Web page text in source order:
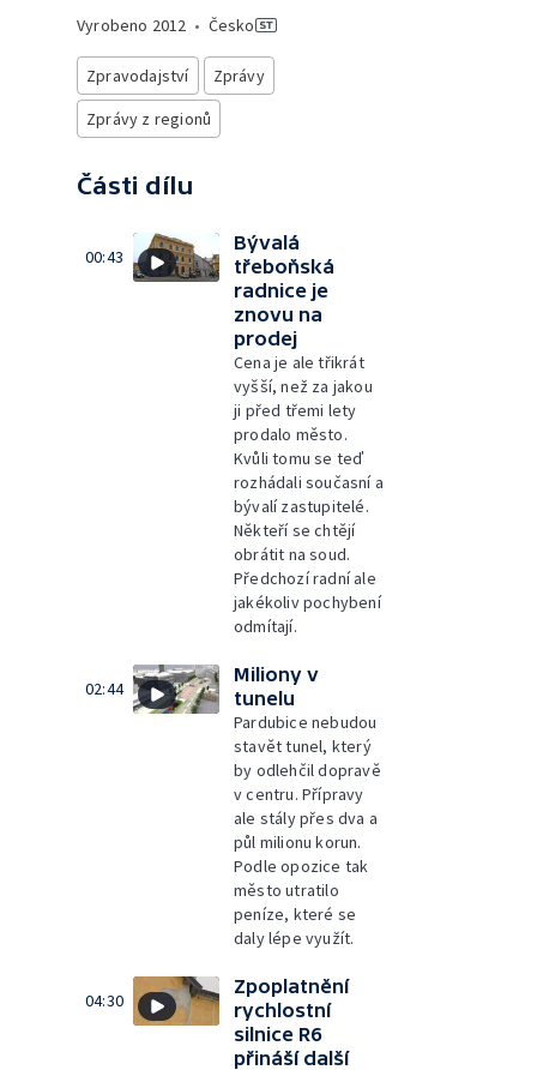
Vyrobeno 2012 • Česko
Zpravodajství
Zprávy
Zprávy z regionů
Části dílu
00:43
Bývalá
třeboňská
radnice je
znovu na
prodej
Cena je ale třikrát
vyšší, než za jakou
ji před třemi lety
prodalo město.
Kvůli tomu se teď
rozhádali současní a
bývalí zastupitelé.
Někteří se chtějí
obrátit na soud.
Předchozí radní ale
jakékoliv pochybení
odmítají.
02:44
Miliony v
tunelu
Pardubice nebudou
stavět tunel, který
by odlehčil dopravě
v centru. Přípravy
ale stály přes dva a
půl milionu korun.
Podle opozice tak
město utratilo
peníze, které se
daly lépe využít.
04:30
Zpoplatnění
rychlostní
silnice R6
přináší další